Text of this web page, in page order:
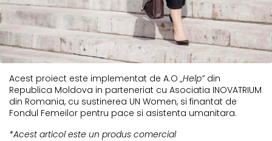
Acest proiect este implementat de A.O „Help”din
Republica Moldova in parteneriat cu Asociatia INOVATRIUM
din Romania, cu sustinerea UN Women, si finantat de
Fondul Femeilor pentru pace si asistenta umanitara.
*Acest articol este un produs comercial